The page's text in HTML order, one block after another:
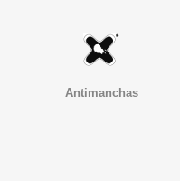
Antimanchas